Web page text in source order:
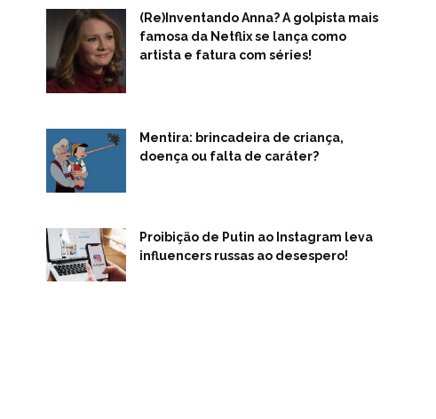
(Re)Inventando Anna? A golpista mais
famosa da Netflix se lança como
artista e fatura com séries!
Mentira: brincadeira de criança,
doença ou falta de caráter?
Proibição de Putin ao Instagram leva
influencers russas ao desespero!